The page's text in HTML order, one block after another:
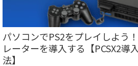
パソコンでPS2をプレイしよう
レーターを導入する【PCSX2導
法】